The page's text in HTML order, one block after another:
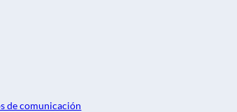
de comunicación